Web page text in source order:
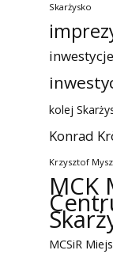
Skarżysko
inwestycje
kolej
Konrad
Krzysztof
MCK
MCSiR